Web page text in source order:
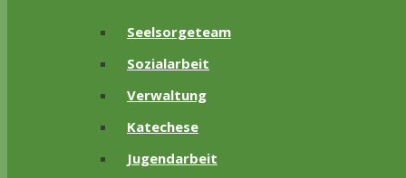
Seelsorgeteam
Sozialarbeit
Verwaltung
Katechese
Jugendarbeit